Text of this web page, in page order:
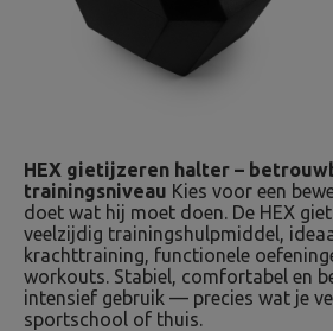
HEX gietijzeren halter –
trainingsniveau Kies voor een
doet wat hij moet doen. De HEX
veelzijdig trainingshulpmiddel,
krachttraining, functionele
workouts. Stabiel, comfortabel en
intensief gebruik — precies wat je
sportschool of thuis.